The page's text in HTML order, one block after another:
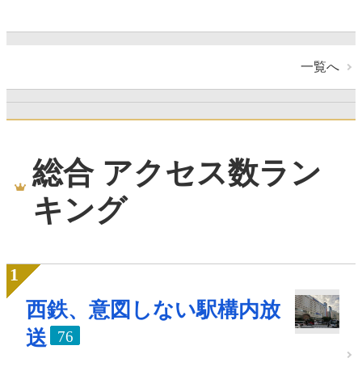
一覧へ
総合 アクセス数ラン
キング
西鉄、意図しない駅構内放
送
76